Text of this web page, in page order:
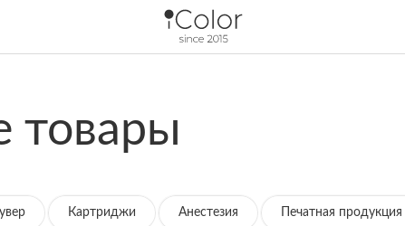
товары
Картриджи Анестезия Печатная продукция